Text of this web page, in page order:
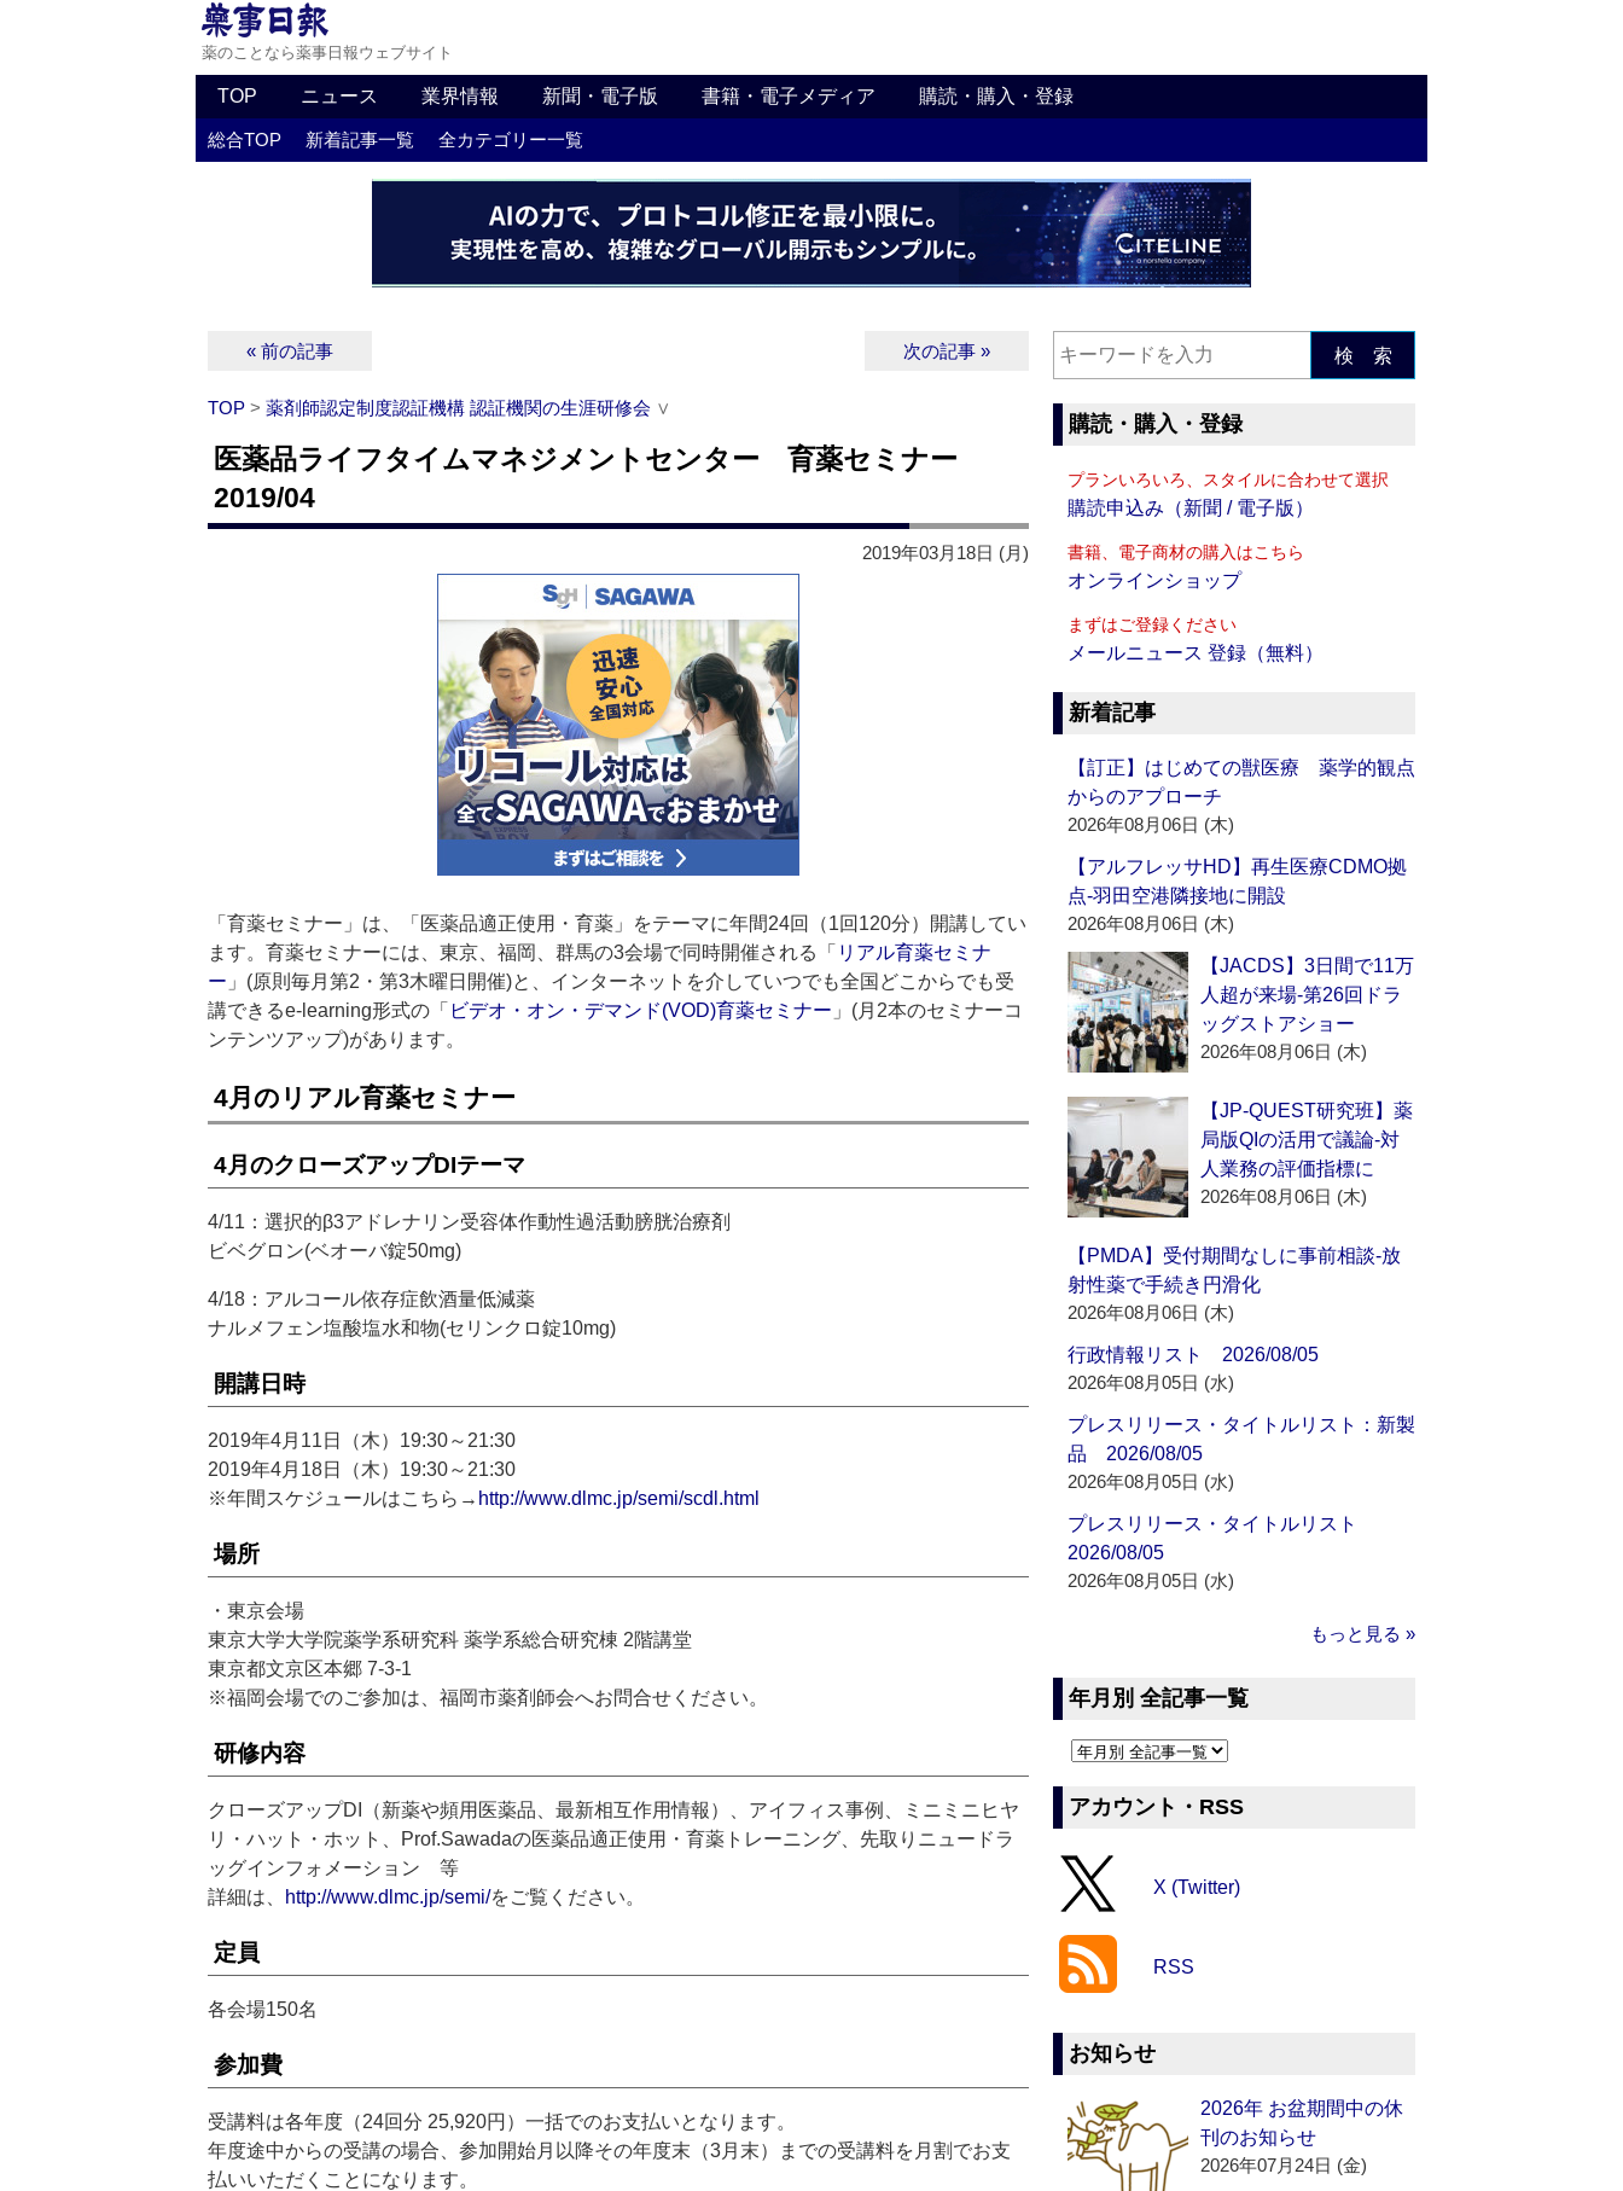
薬のことなら薬事日報ウェブサイト
TOP ニュース 業界情報 新聞・電子版 書籍・電子メディア 購読・購入・登録
総合TOP 新着記事一覧 全カテゴリー一覧
« 前の記事 次の記事 »
TOP > 薬剤師認定制度認証機構 認証機関の生涯研修会 ∨
医薬品ライフタイムマネジメントセンター 育薬セミナー
2019/04
2019年03月18日 (月)
「育薬セミナー」は、「医薬品適正使用・育薬」をテーマに年間24回（1回120分）開講してい
ます。育薬セミナーには、東京、福岡、群馬の3会場で同時開催される「 リアル育薬セミナ
ー 」(原則毎月第2・第3木曜日開催)と、インターネットを介していつでも全国どこからでも受
講できるe-learning形式の「 ビデオ・オン・デマンド(VOD)育薬セミナー 」(月2本のセミナーコ
ンテンツアップ)があります。
4月のリアル育薬セミナー
4月のクローズアップDIテーマ
4/11：選択的β3アドレナリン受容体作動性過活動膀胱治療剤
ビベグロン(ベオーバ錠50mg)
4/18：アルコール依存症飲酒量低減薬
ナルメフェン塩酸塩水和物(セリンクロ錠10mg)
開講日時
2019年4月11日（木）19:30～21:30
2019年4月18日（木）19:30～21:30
※年間スケジュールはこちら→ http://www.dlmc.jp/semi/scdl.html
場所
・東京会場
東京大学大学院薬学系研究科 薬学系総合研究棟 2階講堂
東京都文京区本郷 7-3-1
※福岡会場でのご参加は、福岡市薬剤師会へお問合せください。
研修内容
クローズアップDI（新薬や頻用医薬品、最新相互作用情報）、アイフィス事例、ミニミニヒヤ
リ・ハット・ホット、Prof.Sawadaの医薬品適正使用・育薬トレーニング、先取りニュードラ
ッグインフォメーション 等
詳細は、
http://www.dlmc.jp/semi/をご覧ください。
定員
各会場150名
参加費
受講料は各年度（24回分 25,920円）一括でのお支払いとなります。
年度途中からの受講の場合、参加開始月以降その年度末（3月末）までの受講料を月割でお支
払いいただくことになります。
検 索
購読・購入・登録
プランいろいろ、スタイルに合わせて選択
購読申込み（新聞 / 電子版）
書籍、電子商材の購入はこちら
オンラインショップ
まずはご登録ください
メールニュース 登録（無料）
新着記事
【訂正】はじめての獣医療 薬学的観点
からのアプローチ
2026年08月06日 (木)
【アルフレッサHD】再生医療CDMO拠
点‐羽田空港隣接地に開設
2026年08月06日 (木)
【JACDS】3日間で11万
人超が来場‐第26回ドラ
ッグストアショー
2026年08月06日 (木)
【JP-QUEST研究班】薬
局版QIの活用で議論‐対
人業務の評価指標に
2026年08月06日 (木)
【PMDA】受付期間なしに事前相談‐放
射性薬で手続き円滑化
2026年08月06日 (木)
行政情報リスト 2026/08/05
2026年08月05日 (水)
プレスリリース・タイトルリスト：新製
品 2026/08/05
2026年08月05日 (水)
プレスリリース・タイトルリスト
2026/08/05
2026年08月05日 (水)
もっと見る »
年月別 全記事一覧
アカウント・RSS
X (Twitter)
RSS
お知らせ
2026年 お盆期間中の休
刊のお知らせ
2026年07月24日 (金)